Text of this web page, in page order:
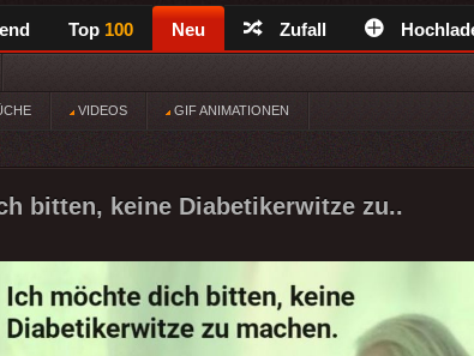
Top 100 Neu Zufall
VIDEOS GIF ANIMATIONEN
bitten, keine Diabetikerwitze zu..